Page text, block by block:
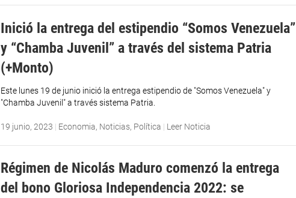
Inició la entrega del estipendio “Somos Venezuela”
y “Chamba Juvenil” a través del sistema Patria
(+Monto)
Este lunes 19 de junio inició la entrega estipendio de "Somos Venezuela" y
"Chamba Juvenil" a través sistema Patria.
19 junio, 2023 | Economia, Noticias, Política | Leer Noticia
Régimen de Nicolás Maduro comenzó la entrega
del bono Gloriosa Independencia 2022: se